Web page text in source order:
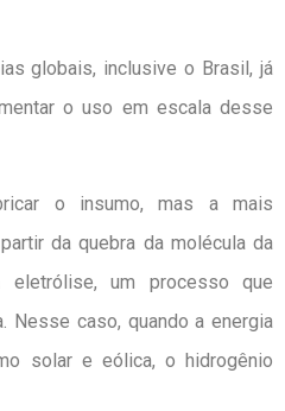
globais, inclusive o Brasil, já
o uso em escala desse
o insumo, mas a mais
da quebra da molécula da
um processo que
Nesse caso, quando a energia
solar e eólica, o hidrogênio